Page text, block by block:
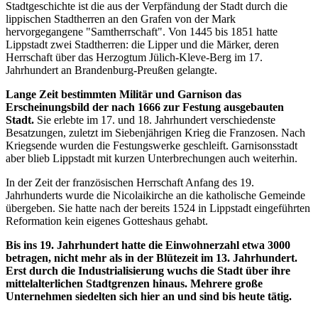
Stadtgeschichte ist die aus der Verpfändung der Stadt durch die
lippischen Stadtherren an den Grafen von der Mark
hervorgegangene "Samtherrschaft". Von 1445 bis 1851 hatte
Lippstadt zwei Stadtherren: die Lipper und die Märker, deren
Herrschaft über das Herzogtum Jülich-Kleve-Berg im 17.
Jahrhundert an Brandenburg-Preußen gelangte.
Lange Zeit bestimmten Militär und Garnison das
Erscheinungsbild der nach 1666 zur Festung ausgebauten
Stadt. Sie erlebte im 17. und 18. Jahrhundert verschiedenste
Besatzungen, zuletzt im Siebenjährigen Krieg die Franzosen. Nach
Kriegsende wurden die Festungswerke geschleift. Garnisonsstadt
aber blieb Lippstadt mit kurzen Unterbrechungen auch weiterhin.
In der Zeit der französischen Herrschaft Anfang des 19.
Jahrhunderts wurde die Nicolaikirche an die katholische Gemeinde
übergeben. Sie hatte nach der bereits 1524 in Lippstadt eingeführten
Reformation kein eigenes Gotteshaus gehabt.
Bis ins 19. Jahrhundert hatte die Einwohnerzahl etwa 3000
betragen, nicht mehr als in der Blütezeit im 13. Jahrhundert.
Erst durch die Industrialisierung wuchs die Stadt über ihre
mittelalterlichen Stadtgrenzen hinaus. Mehrere große
Unternehmen siedelten sich hier an und sind bis heute tätig.